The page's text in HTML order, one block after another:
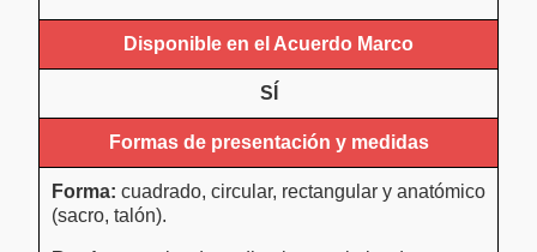
Disponible en el Acuerdo Marco
SÍ
Formas de presentación y medidas
Forma: cuadrado, circular, rectangular y anatómico
(sacro, talón).